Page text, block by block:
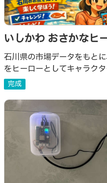
いしかわ おさかなヒ
石川県の市場データをもと
をヒーローとしてキャラク
とレシピを届ける食育アプリ
完成